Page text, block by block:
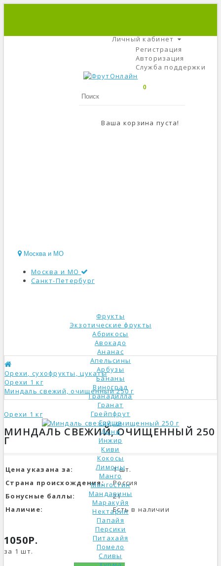
Личный кабинет
Регистрация
Авторизация
Служба поддержки
0
Ваша корзина пуста!
Москва и МО
Москва и МО
Санкт-Петербург
Фрукты
Экзотические фрукты
Абрикосы
Авокадо
Ананас
Апельсины
Арбузы
Бананы
Виноград
Гранадилла
Гранат
Грейпфрут
Груша
Дыни
Инжир
Киви
Кокосы
Лимоны
Манго
Мангостин
Мандарины
Маракуйя
Нектарин
Папайя
Персики
Питахайя
Помело
Сливы
Орехи, сухофрукты, цукаты
Орехи 1 кг
Миндаль свежий, очищенный 250 г
Орехи 1 кг
МИНДАЛЬ СВЕЖИЙ, ОЧИЩЕННЫЙ 250
Г
Цена указана за:
1 шт.
Страна происхождения:
Россия
Бонусные баллы:
21
Наличие:
Есть в наличии
1050Р.
за 1 шт.